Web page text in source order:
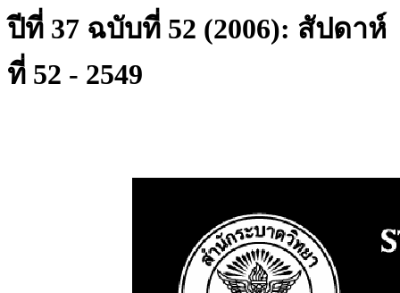
ปีที่ 37 ฉบับที่ 52 (2006): สัปดาห์
ที่ 52 - 2549